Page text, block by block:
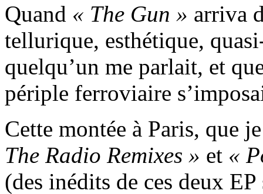
Quand « The Gun » arriva
tellurique, esthétique,
quelqu’un me parlait, et
périple ferroviaire
Cette montée à Paris, que
The Radio Remixes » et «
(des inédits de ces deux